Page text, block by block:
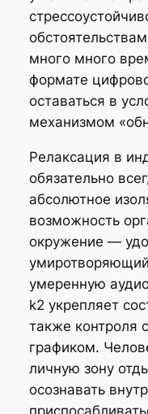
много много
формате
оставаться в
механизмом
Релаксация в
обязательно
абсолютное
возможность
окружение —
умеренную
k2 укрепляет
также контроля
графиком.
личную зону
осознавать